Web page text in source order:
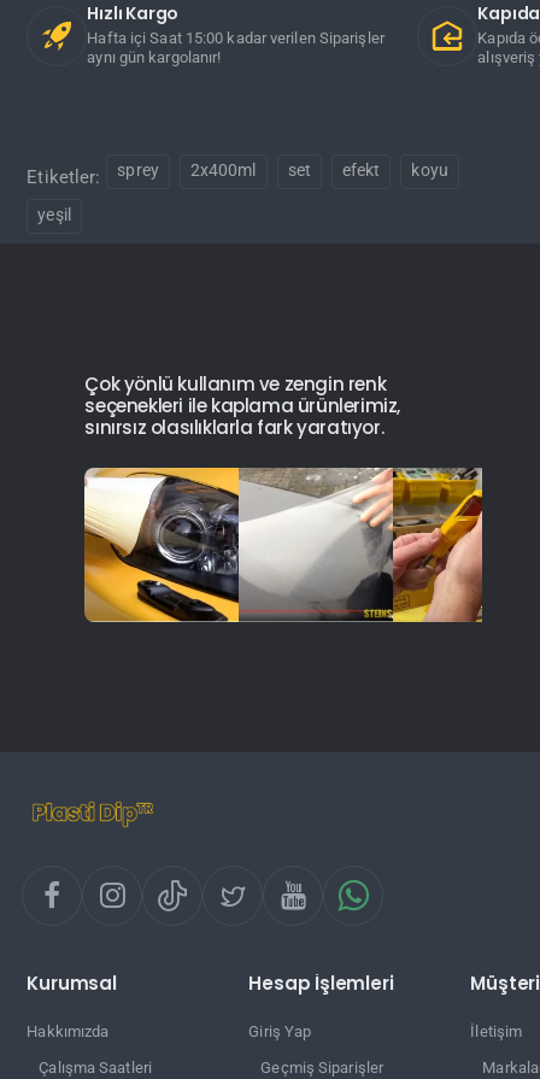
Hızlı Kargo
Hafta içi Saat 15:00 kadar verilen Siparişler
aynı gün kargolanır!
Kapıda
Etiketler: sprey 2x400ml set efekt koyu
yeşil
Çok yönlü kullanım ve zengin renk
seçenekleri ile kaplama ürünlerimiz,
sınırsız olasılıklarla fark yaratıyor.
Kurumsal
Hakkımızda
Çalışma Saatleri
Hesap İşlemleri
Giriş Yap
Geçmiş Siparişler
İletişim